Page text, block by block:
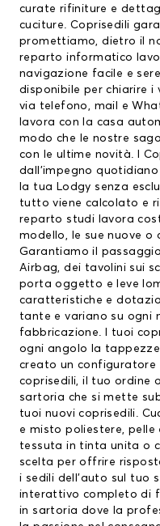
curate rifiniture e
cuciture. Coprisedili
promettiamo, dietro il
reparto informatico
navigazione facile e
disponibile per chiarire
via telefono, mail e
lavora con la casa
modo che le nostre
con le ultime novità. I
dall’impegno
la tua Lodgy senza
tutto viene calcolato e
reparto studi lavora
modello, le sue nuove o
Garantiamo il
Airbag, dei tavolini sui
porta oggetto e leve
caratteristiche e
tante e variano su ogni
fabbricazione. I tuoi
ogni angolo la
creato un configuratore
coprisedili, il tuo ordine
sartoria che si mette
tuoi nuovi coprisedili.
e misto poliestere,
tessuta in tinta unita o
scelta per offrire
i sedili dell’auto sul tuo
interattivo completo di
in sartoria dove la